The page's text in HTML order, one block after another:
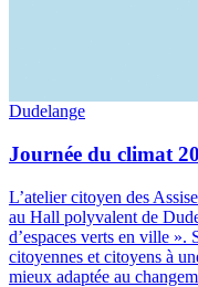
Dudelange
Journée du climat
L’atelier citoyen des
au Hall polyvalent de
d’espaces verts en ville
citoyennes et citoyens à
mieux adaptée au